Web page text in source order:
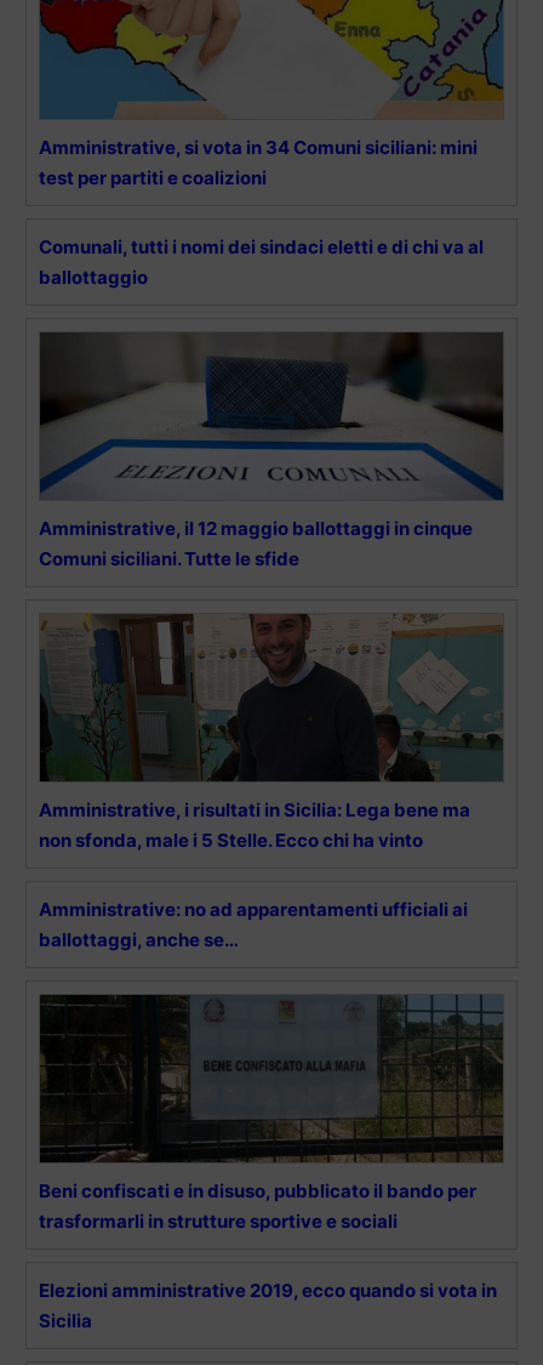
Amministrative, si vota in 34 Comuni siciliani: mini
test per partiti e coalizioni
Comunali, tutti i nomi dei sindaci eletti e di chi va al
ballottaggio
Amministrative, il 12 maggio ballottaggi in cinque
Comuni siciliani. Tutte le sfide
Amministrative, i risultati in Sicilia: Lega bene ma
non sfonda, male i 5 Stelle. Ecco chi ha vinto
Amministrative: no ad apparentamenti ufficiali ai
ballottaggi, anche se…
Beni confiscati e in disuso, pubblicato il bando per
trasformarli in strutture sportive e sociali
Elezioni amministrative 2019, ecco quando si vota in
Sicilia